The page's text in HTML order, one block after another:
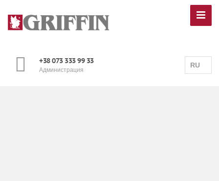
RU
+38 073 333 99 33
Администрация